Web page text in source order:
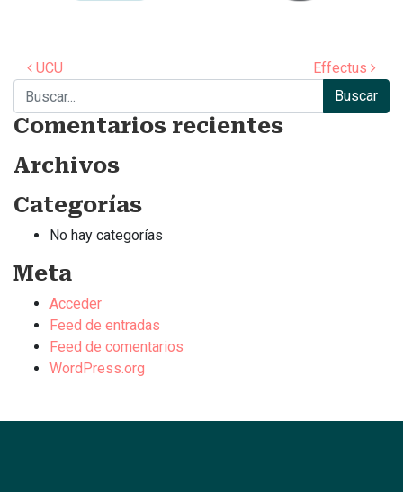
Navegación de entradas
UCU
Effectus
Buscar:
Comentarios recientes
Archivos
Categorías
No hay categorías
Meta
Acceder
Feed de entradas
Feed de comentarios
WordPress.org